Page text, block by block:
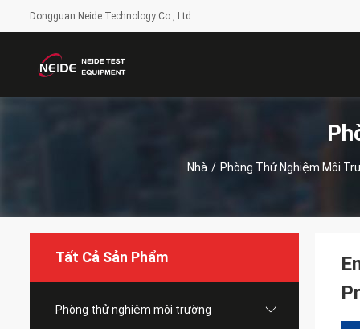
Dongguan Neide Technology Co., Ltd
Nhà / Phòng Thử Nghiệm Môi
Tất Cả Sản Phẩm
Phòng thử nghiệm môi trường